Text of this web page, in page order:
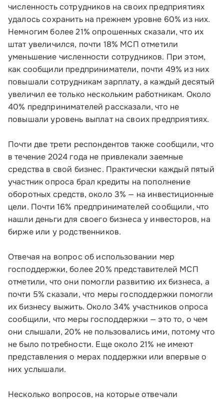
Банкам и финансовым организациям
Инфраструктуре поддержки
О Корпорации
Блог
Контакты
численность сотрудников на своих предприятиях
удалось сохранить на прежнем уровне 60% из них.
Немногим более 21% опрошенных сказали, что их
штат увеличился, почти 18% МСП отметили
уменьшение численности сотрудников. При этом,
как сообщили предприниматели, почти 49% из них
повышали сотрудникам зарплату, а каждый десятый
увеличил ее только нескольким работникам. Около
40% предпринимателей рассказали, что не
повышали уровень выплат на своих предприятиях.
Почти две трети респондентов также сообщили, что
в течение 2024 года не привлекали заемные
средства в свой бизнес. Практически каждый пятый
участник опроса брал кредиты на пополнение
оборотных средств, около 3% — на инвестиционные
цели. Почти 16% предпринимателей сообщили, что
нашли деньги для своего бизнеса у инвесторов, на
бирже или у родственников.
Отвечая на вопрос об использовании мер
господдержки, более 20% представителей МСП
отметили, что они помогли развитию их бизнеса, а
почти 5% сказали, что меры господдержки помогли
их бизнесу выжить. Около 34% участников опроса
сообщили, что меры господдержки — это то, о чем
они слышали, 20% не пользовались ими, потому что
не было потребности. Еще около 21% не имеют
представления о мерах поддержки или впервые о
них услышали.
Несколько вопросов, на которые отвечали